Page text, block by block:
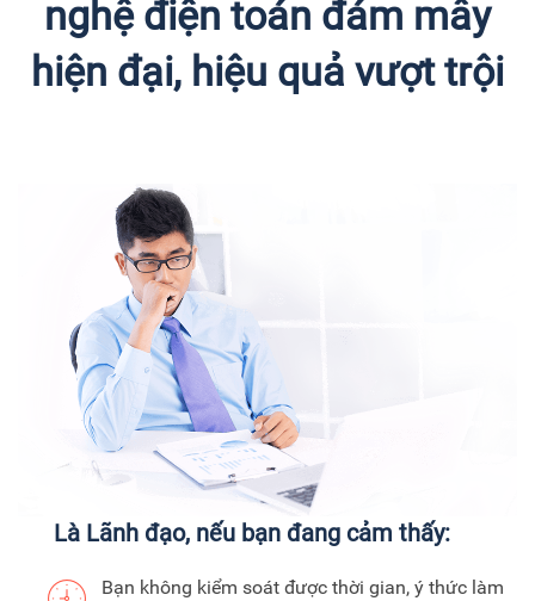
nghệ điện toán đám mây
hiện đại, hiệu quả vượt trội
Là Lãnh đạo, nếu bạn đang cảm thấy:
Bạn không kiểm soát được thời gian, ý thức làm